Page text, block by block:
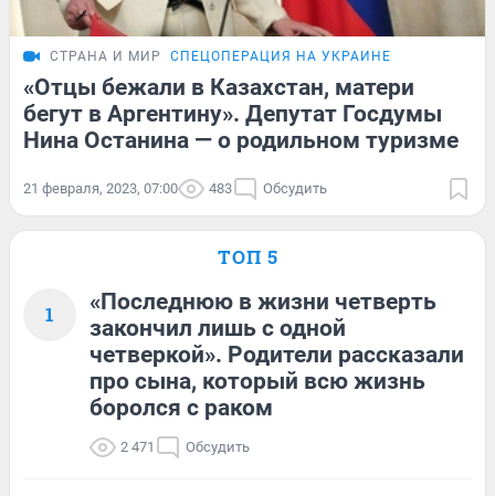
СТРАНА И МИР СПЕЦОПЕРАЦИЯ НА УКРАИНЕ
«Отцы бежали в Казахстан, матери
бегут в Аргентину». Депутат Госдумы
Нина Останина — о родильном туризме
21 февраля, 2023, 07:00 483 Обсудить
ТОП 5
1
«Последнюю в жизни четверть
закончил лишь с одной
четверкой». Родители рассказали
про сына, который всю жизнь
боролся с раком
2 471 Обсудить